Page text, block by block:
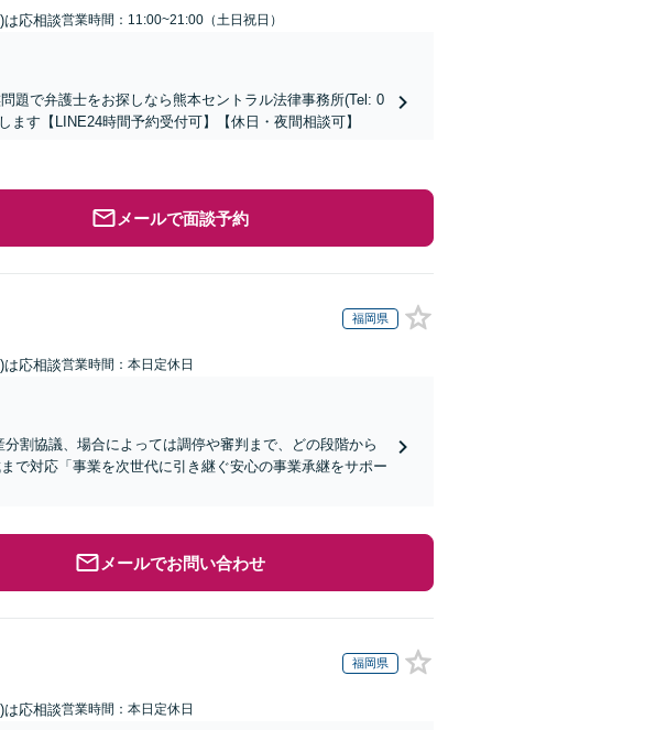
は応相談営業時間：11:00~21:00（土日祝日）
題で弁護士をお探しなら熊本セントラル法律事務所(Tel: 0
す【LINE24時間予約受付可】【休日・夜間相談可】
メールで面談予約
福岡県
は応相談営業時間：本日定休日
割協議、場合によっては調停や審判まで、どの段階から
で対応「事業を次世代に引き継ぐ安心の事業承継をサポー
メールでお問い合わせ
福岡県
は応相談営業時間：本日定休日